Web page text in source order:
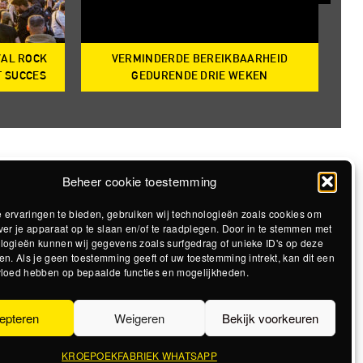
Beheer cookie toestemming
ervaringen te bieden, gebruiken wij technologieën zoals cookies om
je apparaat op te slaan en/of te raadplegen. Door in te stemmen met
kunnen wij gegevens zoals surfgedrag of unieke ID's op deze
Als je geen toestemming geeft of uw toestemming intrekt, kan dit een
hebben op bepaalde functies en mogelijkheden.
Weigeren Bekijk voorkeuren
KROEPOEKFABRIEK WHATSAPP
ROCK
SUCCES
VERMINDERDE BEREIKBAARHEID
GEDURENDE DRIE WEKEN